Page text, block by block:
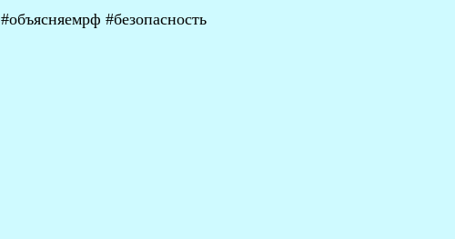
‌#объясняемрф #безопасность